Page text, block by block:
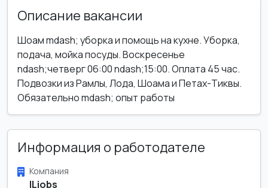
Описание вакансии
Шоам mdash; уборка и помощь на кухне. Уборка,
подача, мойка посуды. Воскресенье
ndash;четверг 06:00 ndash;15:00. Оплата 45 час.
Подвозки из Рамлы, Лода, Шоама и Петах-Тиквы.
Обязательно mdash; опыт работы
Информация о работодателе
Компания
ILjobs